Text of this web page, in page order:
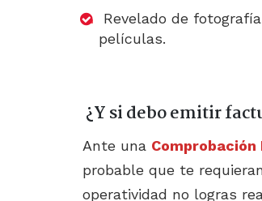
Revelado de
películas.
¿Y si debo emitir
Ante una
probable que te
operatividad no logras